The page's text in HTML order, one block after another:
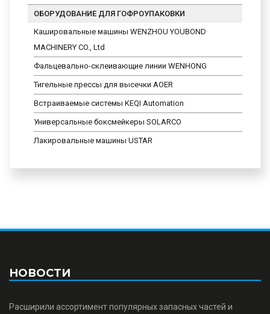
ОБОРУДОВАНИЕ ДЛЯ ГОФРОУПАКОВКИ
Кашировальные машины WENZHOU YOUBOND
MACHINERY CO., Ltd
Фальцевально-склеивающие линии WENHONG
Тигельные прессы для высечки AOER
Встраиваемые системы KEQI Automation
Универсальные боксмейкеры SOLARCO
Лакировальные машины USTAR
НОВОСТИ
Расширили ассортимент популярных запасных частей и